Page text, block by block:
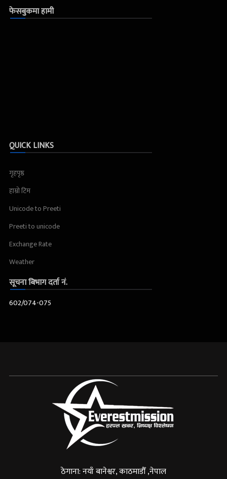
फेसबुकमा हामी
QUICK LINKS
गृहपृष्ठ
हाम्रो टिम
Unicode to Preeti
Preeti to unicode
Exchange Rate
Weather
सूचना बिभाग दर्ता नं.
602/074-075
ठेगाना: नयाँ बानेश्वर, काठमाडौँ ,नेपाल